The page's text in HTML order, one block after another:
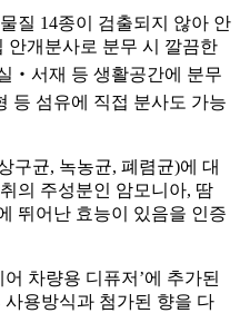
질 14종이 검출되지 않아 안
안개분사로 분무 시 깔끔한
‧서재 등 생활공간에 분무
섬유에 직접 분사도 가능
구균, 녹농균, 폐렴균)에 대
의 주성분인 암모니아, 땀
뛰어난 효능이 있음을 인증
차량용 디퓨저’에 추가된
용방식과 첨가된 향을 다